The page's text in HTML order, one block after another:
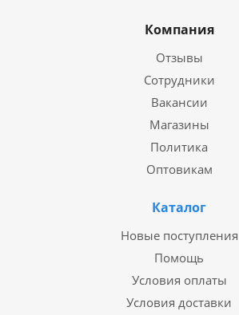
Компания
Отзывы
Сотрудники
Вакансии
Магазины
Политика
Оптовикам
Каталог
Новые поступления
Помощь
Условия оплаты
Условия доставки